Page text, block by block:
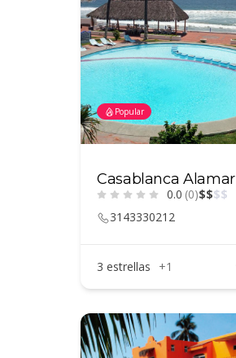
Popular
Casablanca Alamar
0.0 (0)$$$$
3143330212
3 estrellas +1